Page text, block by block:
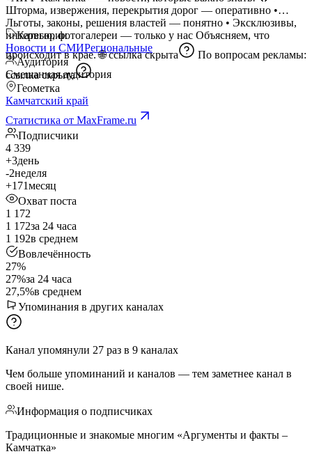
Шторма, извержения, перекрытия дорог — оперативно •
Льготы, законы, решения властей — понятно • Эксклюзивы,
интервью, фотогалереи — только у нас Объясняем, что
происходит в крае. 🌐ссылка скрыта
По вопросам рекламы:
ссылка скрыта
Категории
Новости и СМИРегиональные
Аудитория
Смешанная аудитория
Геометка
Камчатский край
Статистика от MaxFrame.ru
Подписчики
4 339
+3день
-2неделя
+171месяц
Охват поста
1 172
1 172за 24 часа
1 192в среднем
Вовлечённость
27%
27%за 24 часа
27,5%в среднем
Упоминания в других каналах
Канал упомянули 27 раз в 9 каналах
Чем больше упоминаний и каналов — тем заметнее канал в
своей нише.
Информация о подписчиках
Традиционные и знакомые многим «Аргументы и факты –
Камчатка»